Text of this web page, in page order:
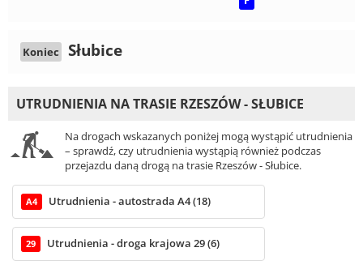
Koniec Słubice
UTRUDNIENIA NA TRASIE RZESZÓW - SŁUBICE
Na drogach wskazanych poniżej mogą wystąpić utrudnienia
– sprawdź, czy utrudnienia wystąpią również podczas
przejazdu daną drogą na trasie Rzeszów - Słubice.
A4 Utrudnienia - autostrada A4 (18)
29 Utrudnienia - droga krajowa 29 (6)